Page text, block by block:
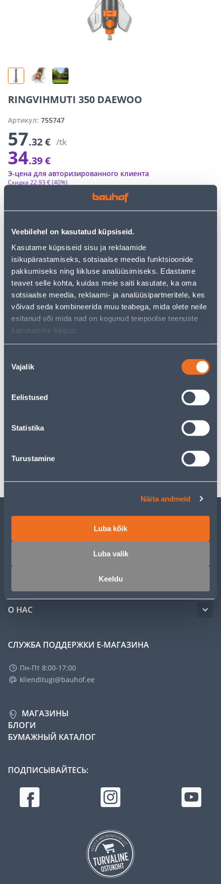
Veebilehel on kasutatud küpsiseid.
Kasutame küpsiseid sisu ja reklaamide
isikupärastamiseks, sotsiaalse meedia funktsioonide
pakkumiseks ning liikluse analüüsimiseks. Edastame
teavet selle kohta, kuidas meie saiti kasutate, ka oma
sotsiaalse meedia, reklaami- ja analüüsipartneritele, kes
võivad seda kombineerida muu teabega, mida olete neile
esitanud või mida nad on kogunud teiepoolse teenuste
kasutamise käigus.
valik
Vajalik
Eelistused
Statistika
Turustamine
Näita andmeid
Luba kõik
Luba valik
Keeldu
RINGVIHMUTI 350 DAEWOO
Артикул: 755747
57.32 € /tk
34.39 €
Специальные цены интернет-магазина могут отличаться от
Скидка 22.93 €(40%)
Э-цена для авторизированного клиента
Посмотреть наличие
• 14-päevane tagastusõigus
Транспорт
ОБСЛУЖИВАНИЕ ЧАСТНЫХ КЛИЕНТОВ
О НАС
СЛУЖБА ПОДДЕРЖКИ Е-МАГАЗИНА
Пн-Пт 8:00-17:00
klienditugi@bauhof.ee
МАГАЗИНЫ
БЛОГИ
БУМАЖНЫЙ КАТАЛОГ
ПОДПИСЫВАЙТЕСЬ: